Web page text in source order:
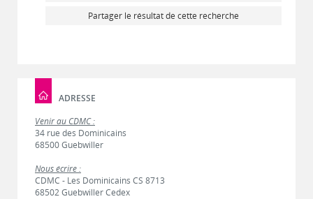
Partager le résultat de cette recherche
ADRESSE
Venir au CDMC :
34 rue des Dominicains
68500 Guebwiller
Nous écrire :
CDMC - Les Dominicains CS 8713
68502 Guebwiller Cedex